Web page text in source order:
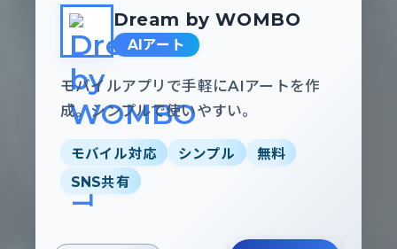
Dream by WOMBO
AIアート
モバイルアプリで手軽にAIアートを作
成。シンプルで使いやすい。
モバイル対応 シンプル
無料
SNS共有